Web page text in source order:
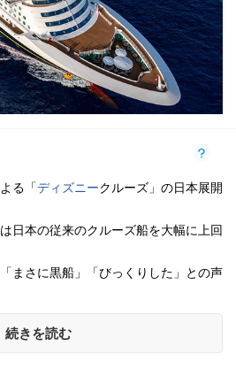
る「ディズニークルーズ」の日本展開
日本の従来のクルーズ船を大幅に上回
まさに黒船」「びっくりした」との声
続きを読む